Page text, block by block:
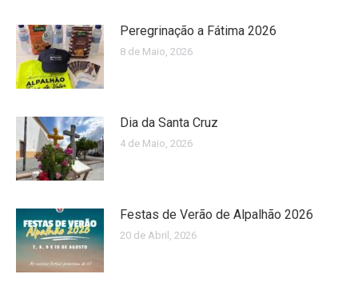
Peregrinação a Fátima 2026
8 de Maio, 2026
Dia da Santa Cruz
4 de Maio, 2026
Festas de Verão de Alpalhão 2026
20 de Abril, 2026